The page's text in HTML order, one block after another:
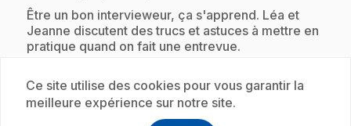
.Être un bon intervieweur, ça s'apprend. Léa et
Jeanne discutent des trucs et astuces à mettre en
pratique quand on fait une entrevue.
Abonnement
Ce site utilise des cookies pour vous garantir la
meilleure expérience sur notre site.